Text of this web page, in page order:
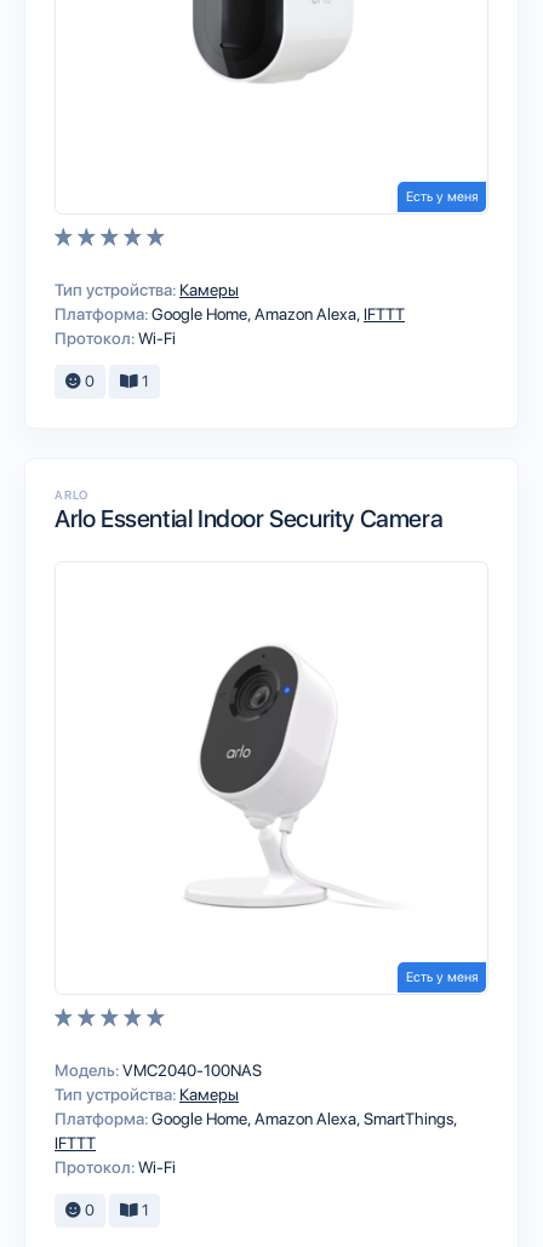
Есть у меня
Тип устройства: Камеры
Платформа:Google HomeAmazon Alexa IFTTT
Протокол:Wi-Fi
0 1
ARLO
Arlo Essential Indoor Security Camera
Есть у меня
Модель:VMC2040-100NAS
Тип устройства: Камеры
Платформа:Google HomeAmazon AlexaSmartThings
IFTTT
Протокол:Wi-Fi
0 1